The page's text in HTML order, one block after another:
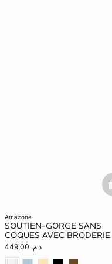
amazone
SOUTIEN-GORGE SANS
COQUES AVEC BRODERIE
د.م. 449,00